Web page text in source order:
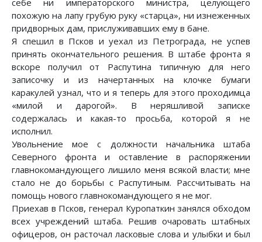
себе ни императорского министра, целующего
похожую на лапу грубую руку «старца», ни изнеженных
придворных дам, прислуживавших ему в бане.
Я спешил в Псков и уехал из Петрограда, не успев
принять окончательного решения. В штабе фронта я
вскоре получил от Распутина типичную для него
записочку и из начертанных на клочке бумаги
каракулей узнал, что и я теперь для этого проходимца
«милой и дарогой». В неряшливой записке
содержалась и какая-то просьба, которой я не
исполнил.
Увольнение мое с должности начальника штаба
Северного фронта и оставление в распоряжении
главнокомандующего лишило меня всякой власти; мне
стало не до борьбы с Распутиным. Рассчитывать на
помощь нового главнокомандующего я не мог.
Приехав в Псков, генерал Куропаткин занялся обходом
всех учреждений штаба. Решив очаровать штабных
офицеров, он расточал ласковые слова и улыбки и был